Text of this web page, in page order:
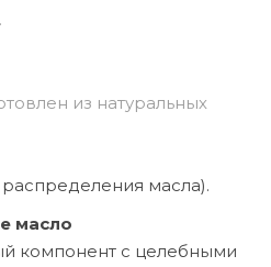
из натуральных
масла).
масло
компонент с целебными